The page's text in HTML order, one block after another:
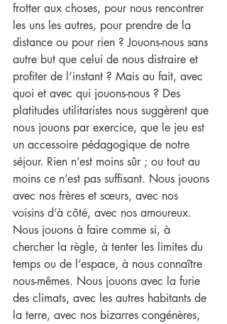
frotter aux choses, pour nous rencontrer
les uns les autres, pour prendre de la
distance ou pour rien ? Jouons-nous sans
autre but que celui de nous distraire et
profiter de l’instant ? Mais au fait, avec
quoi et avec qui jouons-nous ? Des
platitudes utilitaristes nous suggèrent que
nous jouons par exercice, que le jeu est
un accessoire pédagogique de notre
séjour. Rien n’est moins sûr ; ou tout au
moins ce n’est pas suffisant. Nous jouons
avec nos frères et sœurs, avec nos
voisins d’à côté, avec nos amoureux.
Nous jouons à faire comme si, à
chercher la règle, à tenter les limites du
temps ou de l’espace, à nous connaître
nous-mêmes. Nous jouons avec la furie
des climats, avec les autres habitants de
la terre, avec nos bizarres congénères,